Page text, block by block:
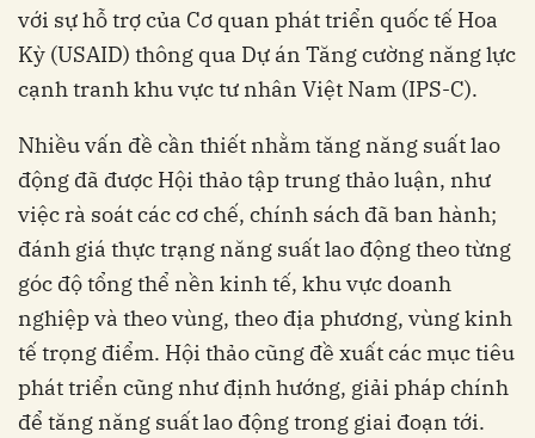
với sự hỗ trợ của Cơ quan phát triển quốc tế Hoa
Kỳ (USAID) thông qua Dự án Tăng cường năng lực
cạnh tranh khu vực tư nhân Việt Nam (IPS-C).
Nhiều vấn đề cần thiết nhằm tăng năng suất lao
động đã được Hội thảo tập trung thảo luận, như
việc rà soát các cơ chế, chính sách đã ban hành;
đánh giá thực trạng năng suất lao động theo từng
góc độ tổng thể nền kinh tế, khu vực doanh
nghiệp và theo vùng, theo địa phương, vùng kinh
tế trọng điểm. Hội thảo cũng đề xuất các mục tiêu
phát triển cũng như định hướng, giải pháp chính
để tăng năng suất lao động trong giai đoạn tới.